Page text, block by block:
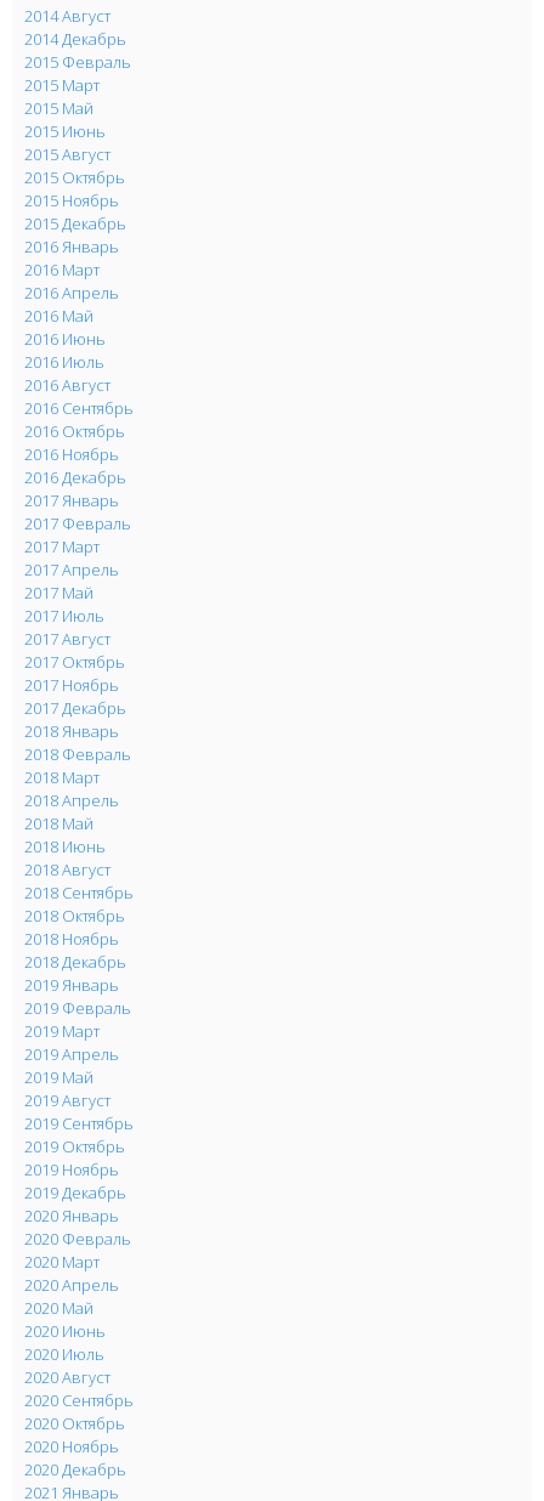
2014 Август
2014 Декабрь
2015 Февраль
2015 Март
2015 Май
2015 Июнь
2015 Август
2015 Октябрь
2015 Ноябрь
2015 Декабрь
2016 Январь
2016 Март
2016 Апрель
2016 Май
2016 Июнь
2016 Июль
2016 Август
2016 Сентябрь
2016 Октябрь
2016 Ноябрь
2016 Декабрь
2017 Январь
2017 Февраль
2017 Март
2017 Апрель
2017 Май
2017 Июль
2017 Август
2017 Октябрь
2017 Ноябрь
2017 Декабрь
2018 Январь
2018 Февраль
2018 Март
2018 Апрель
2018 Май
2018 Июнь
2018 Август
2018 Сентябрь
2018 Октябрь
2018 Ноябрь
2018 Декабрь
2019 Январь
2019 Февраль
2019 Март
2019 Апрель
2019 Май
2019 Август
2019 Сентябрь
2019 Октябрь
2019 Ноябрь
2019 Декабрь
2020 Январь
2020 Февраль
2020 Март
2020 Апрель
2020 Май
2020 Июнь
2020 Июль
2020 Август
2020 Сентябрь
2020 Октябрь
2020 Ноябрь
2020 Декабрь
2021 Январь